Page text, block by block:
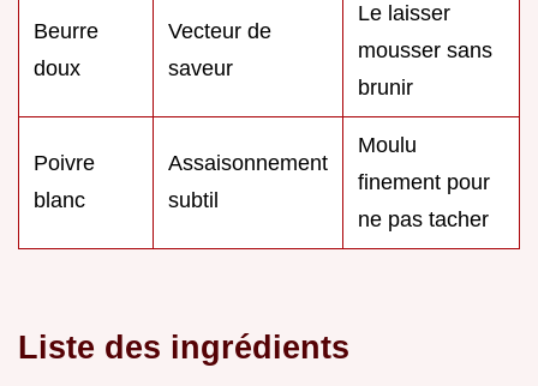
Beurre
doux
Vecteur de
saveur
Le laisser
mousser sans
brunir
Poivre
blanc
Assaisonnement
subtil
Moulu
finement pour
ne pas tacher
Liste des ingrédients